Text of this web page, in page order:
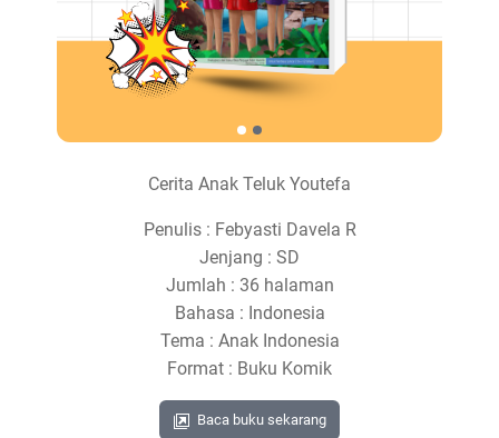
Cerita Anak Teluk Youtefa
Penulis : Febyasti Davela R
Jenjang : SD
Jumlah : 36 halaman
Bahasa : Indonesia
Tema : Anak Indonesia
Format : Buku Komik
Baca buku sekarang